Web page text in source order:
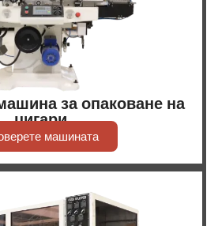
за опаковане на
цигари
машината